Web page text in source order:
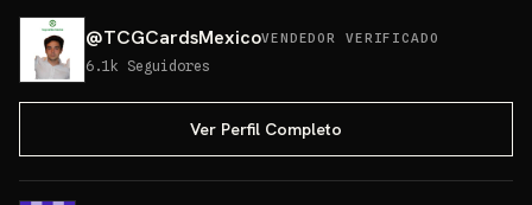
@TCGCardsMexicoVENDEDOR VERIFICADO
6.1k Seguidores
Ver Perfil Completo